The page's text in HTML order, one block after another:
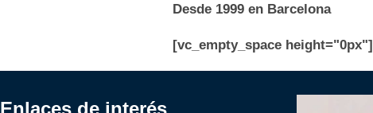
Desde 1999 en Barcelona
[vc_empty_space height="0px"]
Enlaces de interés